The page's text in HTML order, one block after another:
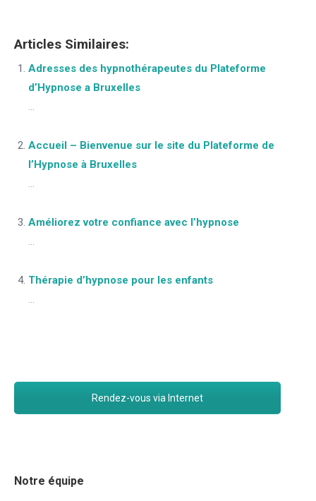
Articles Similaires:
Adresses des hypnothérapeutes du Plateforme
d’Hypnose a Bruxelles
...
Accueil – Bienvenue sur le site du Plateforme de
l’Hypnose à Bruxelles
...
Améliorez votre confiance avec l’hypnose
...
Thérapie d’hypnose pour les enfants
...
Rendez-vous via Internet
Notre équipe